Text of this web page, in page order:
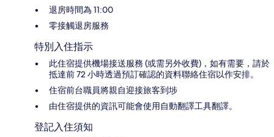
退房時間為 11:00
零接觸退房服務
特別入住指示
此住宿提供機場接送服務 (或需另外收費)，如有需要，請於
抵達前 72 小時透過預訂確認的資料聯絡住宿以作安排。
住宿前台職員將親自迎接旅客到埗
由住宿提供的資訊可能會使用自動翻譯工具翻譯。
登記入住須知